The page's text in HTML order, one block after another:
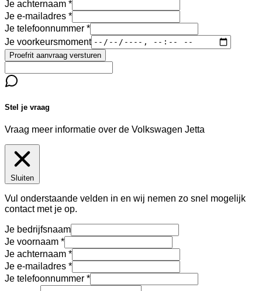
Je achternaam
Je e-mailadres
Je telefoonnummer
Je voorkeursmoment
Proefrit aanvraag versturen
Stel je vraag
Vraag meer informatie over de Volkswagen Jetta
Sluiten
Vul onderstaande velden in en wij nemen zo snel mogelijk
contact met je op.
Je bedrijfsnaam
Je voornaam
Je achternaam
Je e-mailadres
Je telefoonnummer